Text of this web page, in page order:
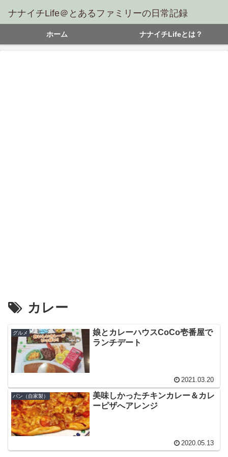
ナナイチLife＠とあるファミリーの日常記録
ホーム ナナイチLifeとは？
カレー
グルメ
娘とカレーハウスCoCo壱番屋で
ランチデート
2021.03.20
パン（自家製）
美味しかったチキンカレー＆カレ
ーピザへアレンジ
2020.05.13